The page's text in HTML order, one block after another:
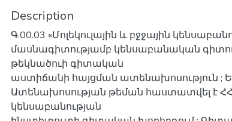
Description
Գ.00.03 «Մոլեկուլային և բջջային
մասնագիտությամբ կենսաբանական
թեկնածուի գիտական
աստիճանի հայցման ատենախոսություն ;
Ատենախոսության թեման հաստատվել է ՀՀ
կենսաբանության